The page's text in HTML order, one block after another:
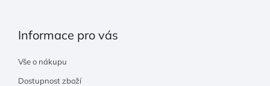
Informace pro vás
Vše o nákupu
Dostupnost zboží